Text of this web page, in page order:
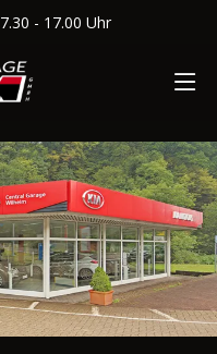
7.30 - 17.00 Uhr